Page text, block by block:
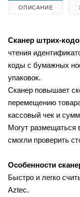
ОПИСАНИЕ
Сканер штрих-
чтения
коды с бумажных
упаковок.
Сканер повышает
перемещению
кассовый чек и
Могут размещаться
смогли проверить
Особенности
Быстро и легко
Aztec.